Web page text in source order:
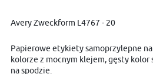
Avery Zweckform L4767 - 20
Papierowe etykiety samoprzylepne
kolorze z mocnym klejem, gęsty kolor
na spodzie.